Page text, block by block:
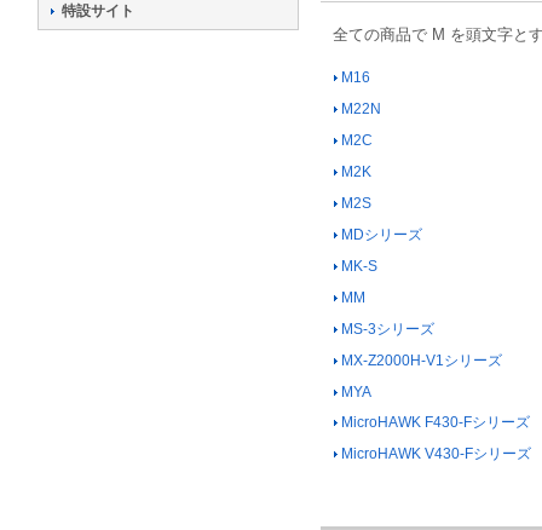
全ての商品で M を頭文字と
M16
M22N
M2C
M2K
M2S
MDシリーズ
MK-S
MM
MS-3シリーズ
MX-Z2000H-V1シリーズ
MYA
MicroHAWK F430-Fシリーズ
MicroHAWK V430-Fシリーズ
特設サイト